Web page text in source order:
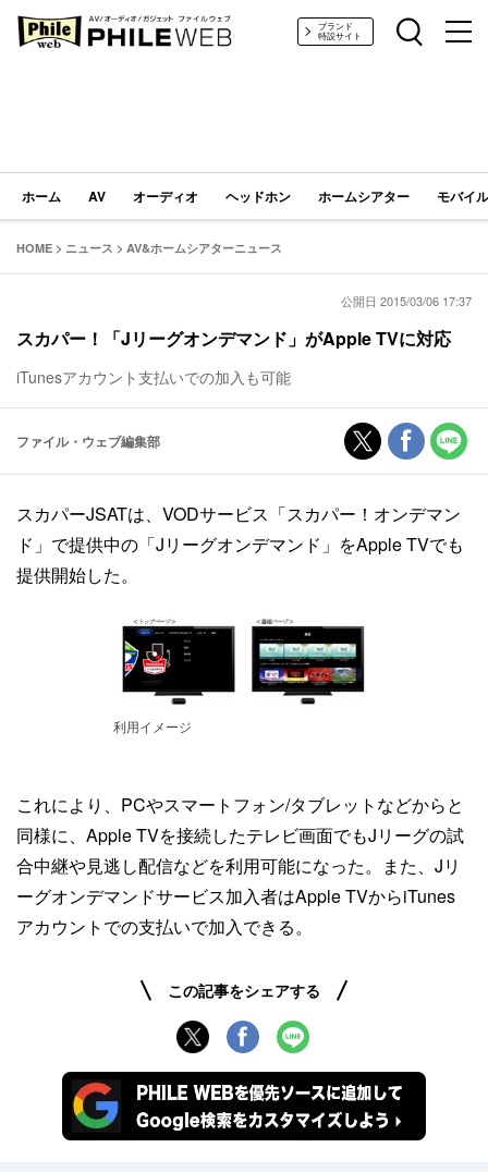
PHILE WEB｜AV/オーディオ/ガジェットブランド
特設サイト
ホーム AV オーディオ ヘッドホン ホームシアター モバイ
HOME > ニュース > AV&ホームシアターニュース
公開日 2015/03/06 17:37
スカパー！「Jリーグオンデマンド」がApple TVに対応
iTunesアカウント支払いでの加入も可能
ファイル・ウェブ編集部
スカパーJSATは、VODサービス「スカパー！オンデマン
ド」で提供中の「Jリーグオンデマンド」をApple TVでも
提供開始した。
利用イメージ
これにより、PCやスマートフォン/タブレットなどからと
同様に、Apple TVを接続したテレビ画面でもJリーグの試
合中継や見逃し配信などを利用可能になった。また、Jリ
ーグオンデマンドサービス加入者はApple TVからiTunes
アカウントでの支払いで加入できる。
この記事をシェアする